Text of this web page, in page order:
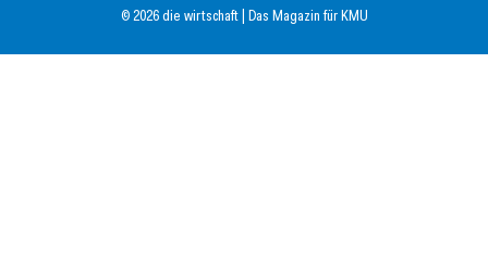
© 2026 die wirtschaft | Das Magazin für KMU